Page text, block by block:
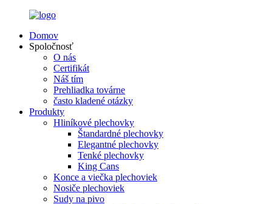
Domov
Spoločnosť
O nás
Certifikát
Náš tím
Prehliadka továrne
často kladené otázky
Produkty
Hliníkové plechovky
Štandardné plechovky
Elegantné plechovky
Tenké plechovky
King Cans
Konce a viečka plechoviek
Nosiče plechoviek
Sudy na pivo